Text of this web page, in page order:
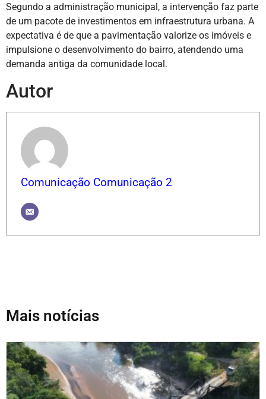
Segundo a administração municipal, a intervenção faz parte
de um pacote de investimentos em infraestrutura urbana. A
expectativa é de que a pavimentação valorize os imóveis e
impulsione o desenvolvimento do bairro, atendendo uma
demanda antiga da comunidade local.
Autor
Comunicação Comunicação 2
Mais notícias